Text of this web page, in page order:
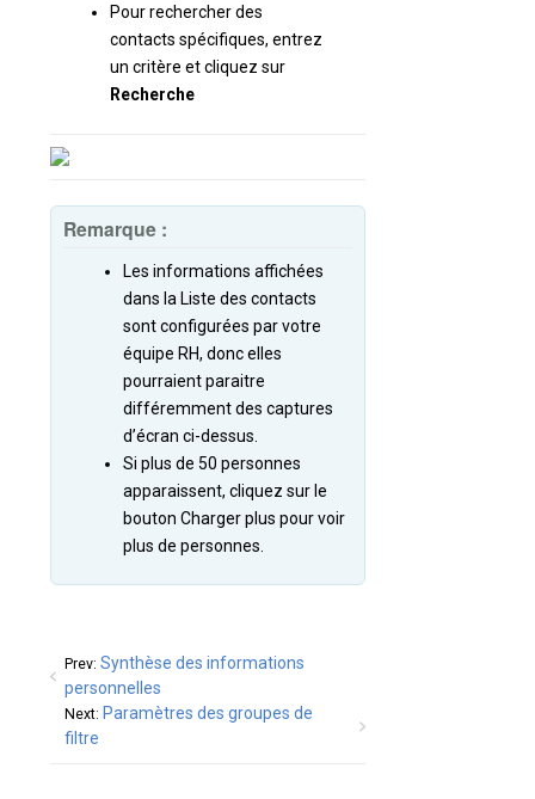
Pour rechercher des
contacts spécifiques, entrez
un critère et cliquez sur
Recherche
Remarque :
Les informations affichées
dans la Liste des contacts
sont configurées par votre
équipe RH, donc elles
pourraient paraitre
différemment des captures
d’écran ci-dessus.
Si plus de 50 personnes
apparaissent, cliquez sur le
bouton Charger plus pour voir
plus de personnes.
Prev: Synthèse des informations
personnelles
Next: Paramètres des groupes de
filtre